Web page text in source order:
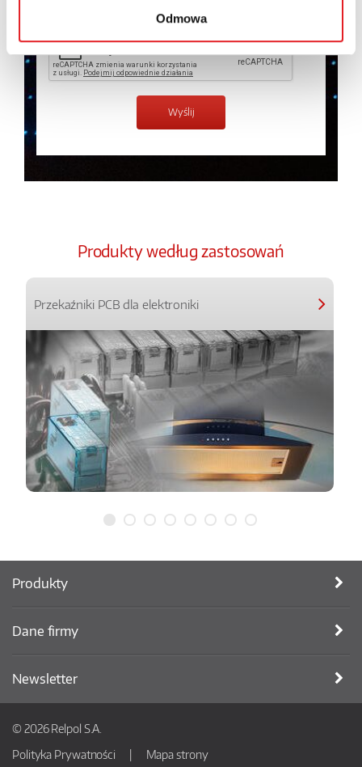
Odmowa
Produkty według zastosowań
Przekaźniki PCB dla elektroniki
Produkty
Dane firmy
Newsletter
© 2026 Relpol S.A.
Polityka Prywatności
Mapa strony